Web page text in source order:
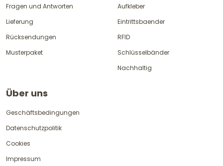
Fragen und Antworten
Lieferung
Rücksendungen
Musterpaket
Aufkleber
Eintrittsbaender
RFID
Schlüsselbänder
Nachhaltig
Über uns
Geschäftsbedingungen
Datenschutzpolitik
Cookies
Impressum